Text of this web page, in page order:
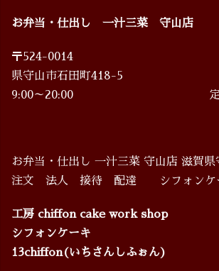
お弁当・仕出し 一汁三菜 守山店
〒524-0014
県守山市石田町418-5
9:00～20:00 定休日
お弁当・仕出し 一汁三菜 守山店 滋賀
注文 法人 接待 配達 シフォンケ
工房 chiffon cake work shop
シフォンケーキ
13chiffon(いちさんしふぉん)